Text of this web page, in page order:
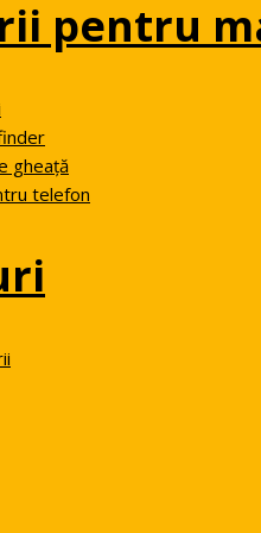
pentru
gheață
telefon